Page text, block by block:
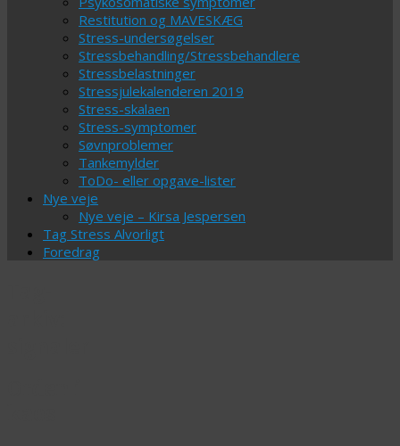
Restitution og MAVESKÆG
Stress-undersøgelser
Stressbehandling/Stressbehandlere
Stressbelastninger
Stressjulekalenderen 2019
Stress-skalaen
Stress-symptomer
Søvnproblemer
Tankemylder
ToDo- eller opgave-lister
Nye veje
Nye veje – Kirsa Jespersen
Tag Stress Alvorligt
Foredrag